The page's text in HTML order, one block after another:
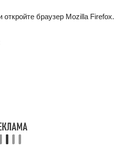
браузер Mozilla Firefox.